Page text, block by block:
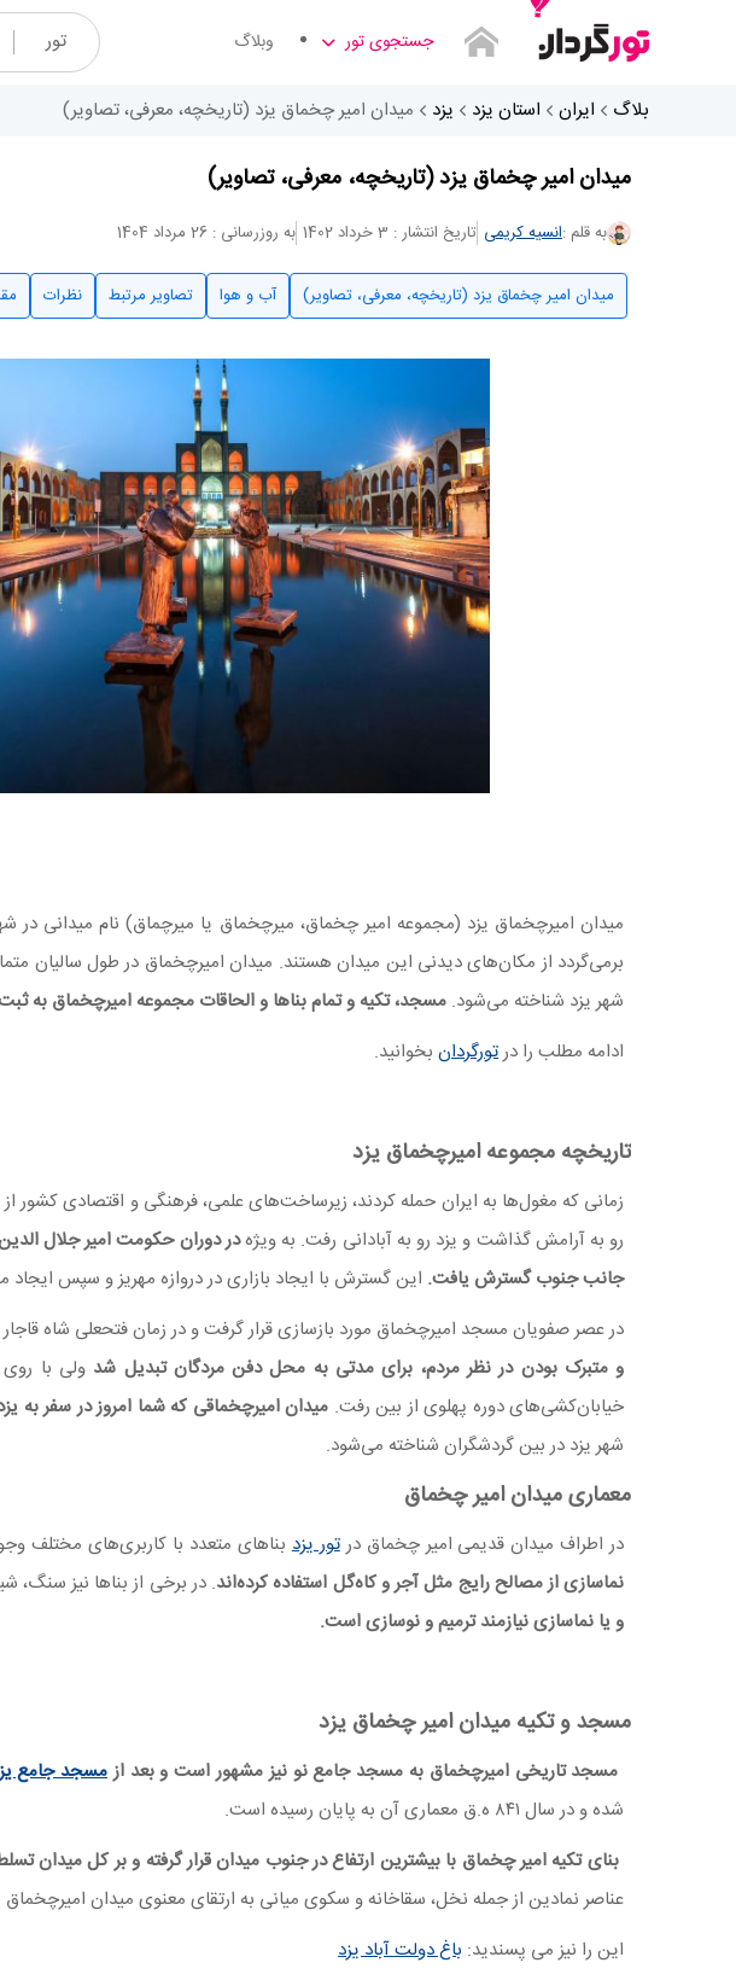
جستجوی تور وبلاگ تور
بلاگ ایران استان یزد یزد میدان امیر چخماق یزد (تاریخچه، معرفی، تصاویر)
میدان امیر چخماق یزد (تاریخچه، معرفی، تصاویر)
به قلم :انسیه کریمی تاریخ انتشار : 3 خرداد 1402 به روزرسانی : 26 مرداد 1404
میدان امیر چخماق یزد (تاریخچه، معرفی، تصاویر) آب و هوا تصاویر مرتبط نظرات
برمی‌گردد از مکان‌های دیدنی این میدان هستند. میدان امیرچخماق در طول سالیان
شهر یزد شناخته می‌شود. مسجد، تکیه و تمام بناها و الحاقات مجموعه امیرچخماق به
ادامه مطلب را درتورگردانبخوانید.
تاریخچه مجموعه امیرچخماق یزد
زمانی که مغول‌ها به ایران حمله کردند، زیرساخت‌های علمی، فرهنگی و اقتصادی
رو به آرامش گذاشت و یزد رو به آبادانی رفت. به ویژه
جانب جنوب گسترش یافت. این گسترش با ایجاد بازاری در دروازه مهریز و سپس
در عصر صفویان مسجد امیرچخماق مورد بازسازی قرار گرفت و در زمان فتحعلی شاه
و متبرک بودن در نظر مردم، برای مدتی به محل دفن مردگان تبدیل شد ولی با
خیابان‌کشی‌های دوره پهلوی از بین رفت. میدان امیرچخماقی که شما امروز در سفر به
شهر یزد در بین گردشگران شناخته می‌شود.
معماری میدان امیر چخماق
در اطراف میدان قدیمی امیر چخماق درتور یزدبناهای متعدد با کاربری‌های مختلف
نماسازی از مصالح رایج مثل آجر و کاه‌گل استفاده کرده‌اند. در برخی از بناها نیز سنگ،
و یا نماسازی نیازمند ترمیم و نوسازی است.
مسجد و تکیه میدان امیر چخماق یزد
مسجد تاریخی امیرچخماق به مسجد جامع نو نیز مشهور است و بعد ازمسجد جامع
شده و در سال ۸۴۱ ه.ق معماری آن به پایان رسیده است.
بنای تکیه امیر چخماق با بیشترین ارتفاع در جنوب میدان قرار گرفته و بر کل میدان
عناصر نمادین از جمله نخل، سقاخانه و سکوی میانی به ارتقای معنوی میدان
این را نیز می پسندید:باغ دولت آباد یزد